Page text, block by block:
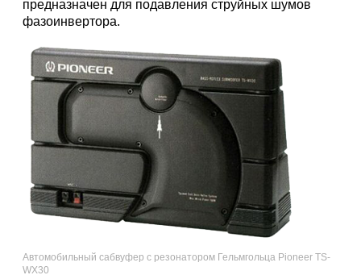
предназначен для подавления струйных шумов
фазоинвертора.
Автомобильный сабвуфер с резонатором Гельмгольца Pioneer TS-
WX30